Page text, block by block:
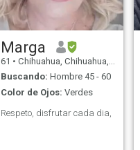
Marga
61 • Chihuahua, Chihuahua, México
Buscando: Hombre 45 - 60
Color de Ojos: Verdes
Respeto, disfrutar cada dia,